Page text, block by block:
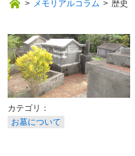
> メモリアルコラム > 歴史
お墓について